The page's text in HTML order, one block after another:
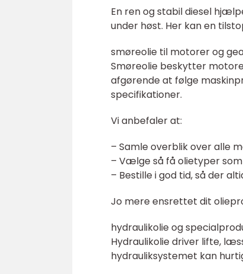
En ren og stabil diesel
under høst. Her kan en
smøreolie til motorer og
Smøreolie beskytter
afgørende at følge
specifikationer.
Vi anbefaler at:
– Samle overblik over alle
– Vælge så få olietyper
– Bestille i god tid, så der
Jo mere ensrettet dit
hydraulikolie og
Hydraulikolie driver lifte,
hydrauliksystemet kan